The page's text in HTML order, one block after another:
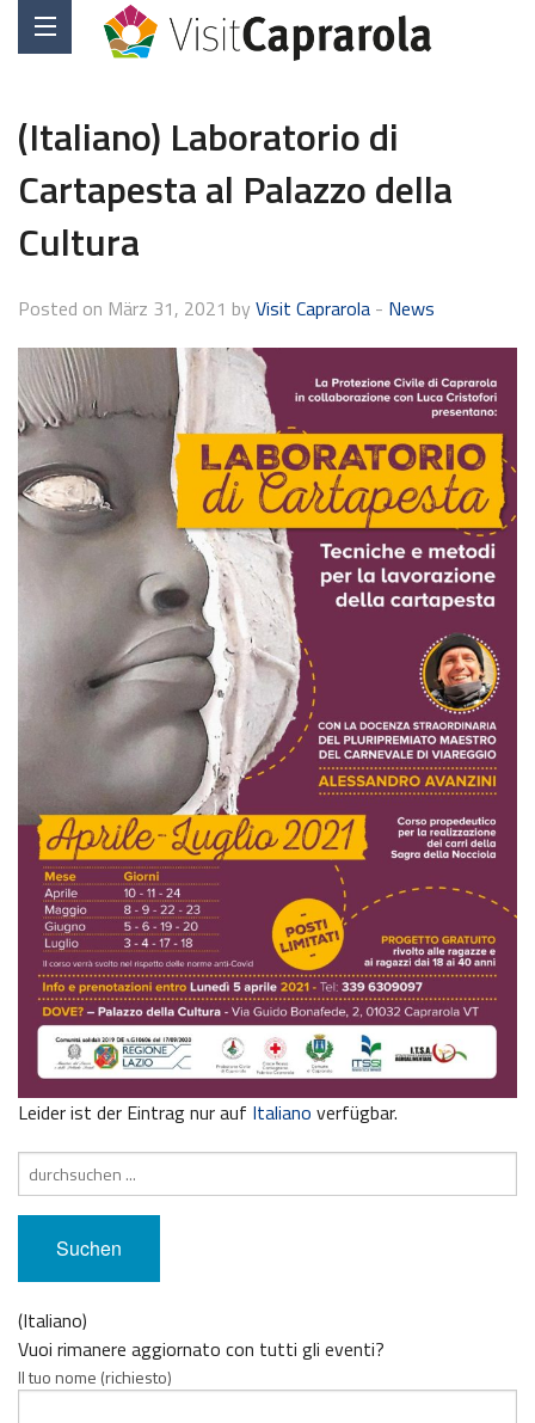
(Italiano) Laboratorio di
Cartapesta al Palazzo della
Cultura
Posted on März 31, 2021 by Visit Caprarola - News
Leider ist der Eintrag nur auf Italiano verfügbar.
Suche
nach:
(Italiano)
Vuoi rimanere aggiornato con tutti gli eventi?
Il tuo nome (richiesto)